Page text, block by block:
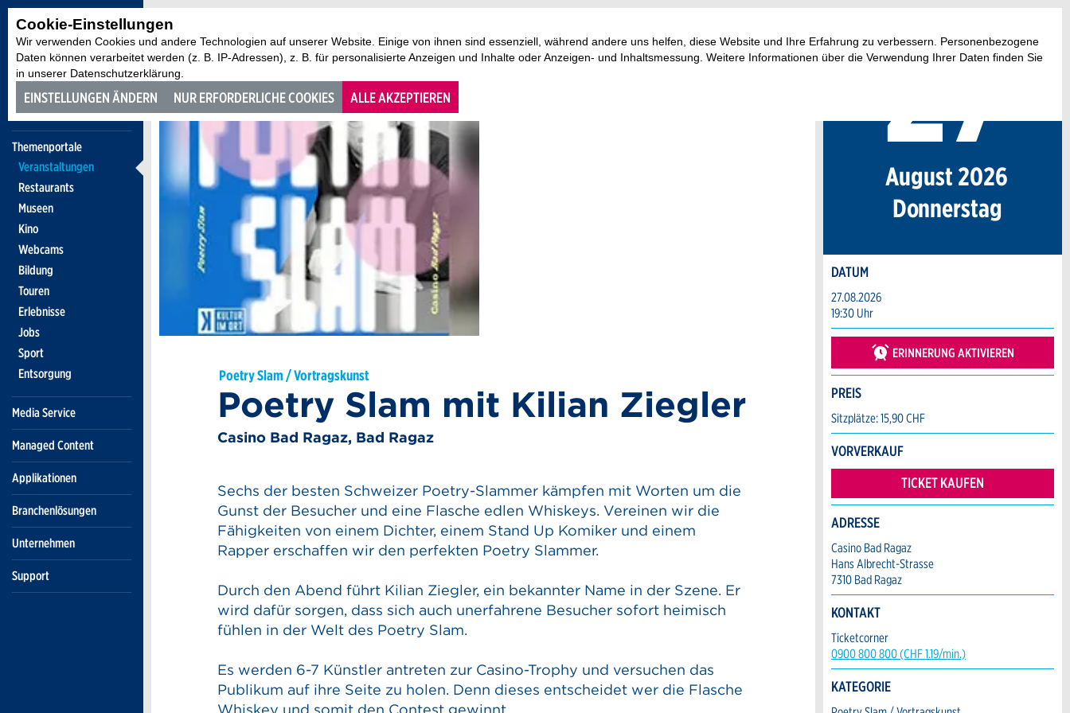
Cookie-Einstellungen
Wir verwenden Cookies und andere Technologien auf unserer Website. Einige von ihnen sind essenziell, während andere uns helfen, diese Website und Ihre Erfahrung zu verbessern. Personenbezogene
Daten können verarbeitet werden (z. B. IP-Adressen), z. B. für personalisierte Anzeigen und Inhalte oder Anzeigen- und Inhaltsmessung. Weitere Informationen über die Verwendung Ihrer Daten finden Sie
in unserer Datenschutzerklärung.
EINSTELLUNGEN ÄNDERN NUR ERFORDERLICHE COOKIES ALLE AKZEPTIEREN
Themenportale
Veranstaltungen
Restaurants
Museen
Kino
Webcams
Bildung
Touren
Erlebnisse
Jobs
Sport
Entsorgung
Media Service
Managed Content
Applikationen
Branchenlösungen
Unternehmen
Support
Poetry Slam / Vortragskunst
Poetry Slam mit Kilian Ziegler
Casino Bad Ragaz, Bad Ragaz
Sechs der besten Schweizer Poetry-Slammer kämpfen mit Worten um die
Gunst der Besucher und eine Flasche edlen Whiskeys. Vereinen wir die
Fähigkeiten von einem Dichter, einem Stand Up Komiker und einem
Rapper erschaffen wir den perfekten Poetry Slammer.
Durch den Abend führt Kilian Ziegler, ein bekannter Name in der Szene. Er
wird dafür sorgen, dass sich auch unerfahrene Besucher sofort heimisch
fühlen in der Welt des Poetry Slam.
Es werden 6-7 Künstler antreten zur Casino-Trophy und versuchen das
Publikum auf ihre Seite zu holen. Denn dieses entscheidet wer die Flasche
Whiskey und somit den Contest gewinnt.
Donnerstag
27
. August 2026
DATUM
27.08.2026
19:30 Uhr
ERINNERUNG AKTIVIEREN
PREIS
Sitzplätze: 15,90 CHF
VORVERKAUF
TICKET KAUFEN
ADRESSE
Casino Bad Ragaz
Hans Albrecht-Strasse
7310 Bad Ragaz
KONTAKT
Ticketcorner
0900 800 800 (CHF 1.19/min.)
KATEGORIE